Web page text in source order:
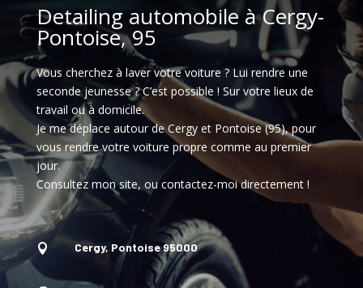
Detailing automobile à Cergy-
Pontoise, 95
Vous cherchez à laver votre voiture ? Lui rendre une
seconde jeunesse ? C’est possible ! Sur votre lieux de
travail ou à domicile.
Je me déplace autour de Cergy et Pontoise (95), pour
vous rendre votre voiture propre comme au premier
jour.
Consultez mon site, ou contactez-moi directement !
 Cergy, Pontoise 95000